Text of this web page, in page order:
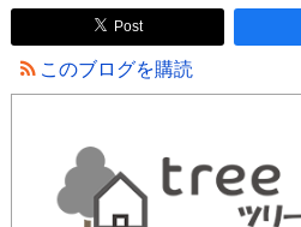
Post
このブログを購読